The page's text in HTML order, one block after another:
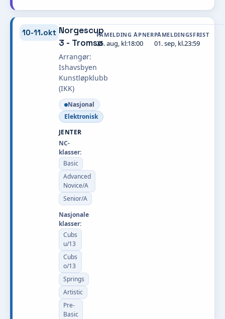
10-11.okt Norgescup
3 - Tromsø
Arrangør:
Ishavsbyen
Kunstløpklubb
(IKK)
Nasjonal
Elektronisk
JENTER
NC-
klasser:
Basic
Advanced
Novice/A
Senior/A
Nasjonale
klasser:
Cubs
u/13
Cubs
o/13
Springs
Artistic
Pre-
Basic
PÅMELDING ÅPNER
25. aug, kl:18:00
PÅMELDINGSFRIST
01. sep, kl.23:59